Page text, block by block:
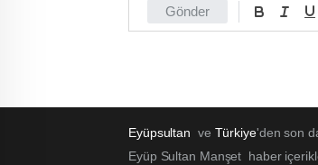
Gönder
Eyüpsultan ve Türkiye'den son
Eyüp Sultan Manşet haber